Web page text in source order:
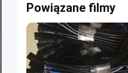
Powiązane filmy